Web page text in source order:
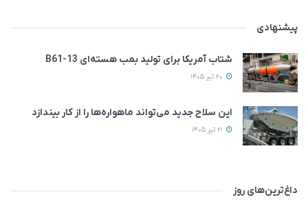
پیشنهادی
شتاب آمریکا برای تولید بمب هسته‌ای B61-13
این سلاح جدید می‌تواند ماهواره‌ها را از کار بیندازد
داغ‌ترین‌های روز